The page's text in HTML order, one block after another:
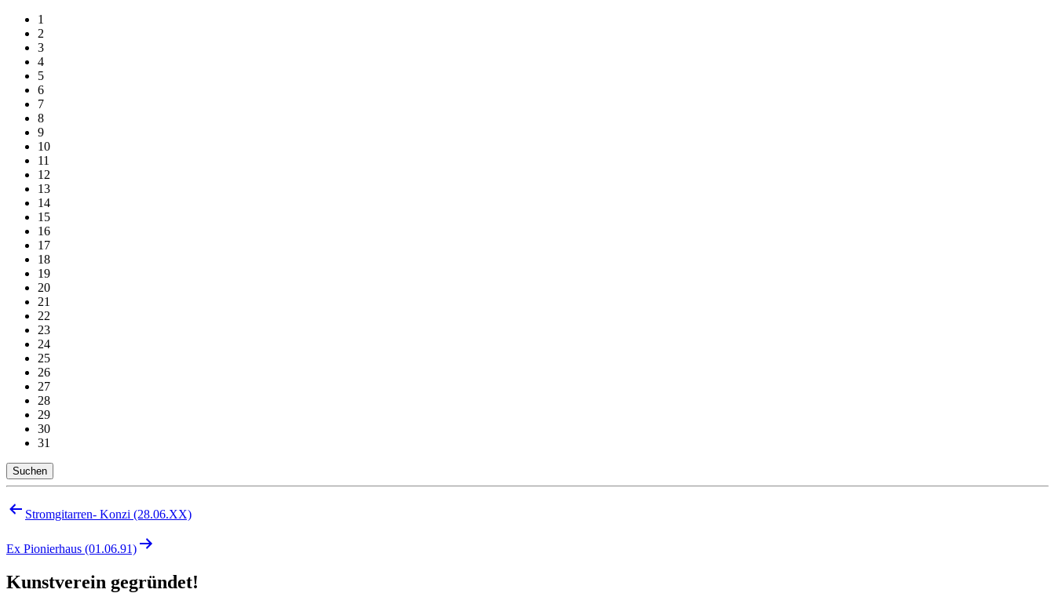
1
2
3
4
5
6
7
8
9
10
11
12
13
14
15
16
17
18
19
20
21
22
23
24
25
26
27
28
29
30
31
Suchen
Beitragsnavigation
Stromgitarren- Konzi (28.06.XX)
Ex Pionierhaus (01.06.91)
Kunstverein gegründet!